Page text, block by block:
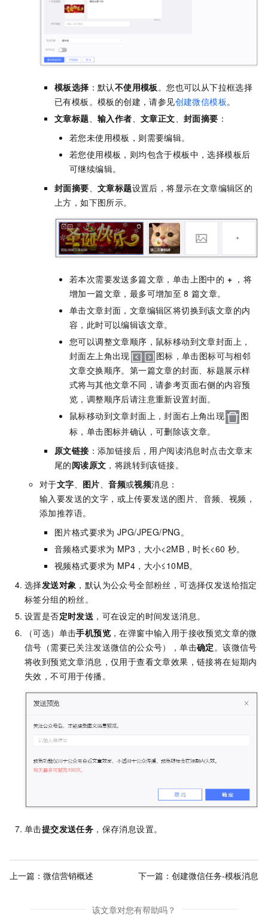
模板选择 ：默认不使用模板 。您也可以从下拉框选择
已有模板。模板的创建，请参见创建微信模板 。
文章标题 、输入作者 、文章正文 、封面摘要 ：
若您未使用模板，则需要编辑。
若您使用模板，则均包含于模板中，选择模板后
可继续编辑。
封面摘要 、文章标题设置后，将显示在文章编辑区的
上方，如下图所示。
若本次需要发送多篇文章，单击上图中的 + ，将
增加一篇文章，最多可增加至 8 篇文章。
单击文章封面，文章编辑区将切换到该文章的内
容，此时可以编辑该文章。
您可以调整文章顺序，鼠标移动到文章封面上，
封面左上角出现
图标，单击图标可与相邻
文章交换顺序。第一篇文章的封面、标题展示样
式将与其他文章不同，请参考页面右侧的内容预
览，调整顺序后请注意重新设置封面。
鼠标移动到文章封面上，封面右上角出现
图
标，单击图标并确认，可删除该文章。
原文链接 ：添加链接后，用户阅读消息时点击文章末
尾的阅读原文 ，将跳转到该链接。
对于文字、 图片、音频或视频消息：
输入要发送的文字，或上传要发送的图片、音频、视频，
添加推荐语。
图片格式要求为 JPG/JPEG/PNG。
音频格式要求为 MP3，大小<2MB，时长<60 秒。
视频格式要求为 MP4，大小≤10MB。
选择发送对象 ，默认为公众号全部粉丝，可选择仅发送给指定
标签分组的粉丝。
设置是否定时发送 ，可在设定的时间发送消息。
（可选）单击手机预览 ，在弹窗中输入用于接收预览文章的微
信号（需要已关注发送微信的公众号），单击确定。该微信号
将收到预览文章消息，仅用于查看文章效果，链接将在短期内
失效，不可用于传播。
单击提交发送任务 ，保存消息设置。
上一篇： 微信营销概述 下一篇： 创建微信任务-模板消息
该文章对您有帮助吗？